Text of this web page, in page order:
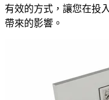
有效的方式，讓您在投
帶來的影響。